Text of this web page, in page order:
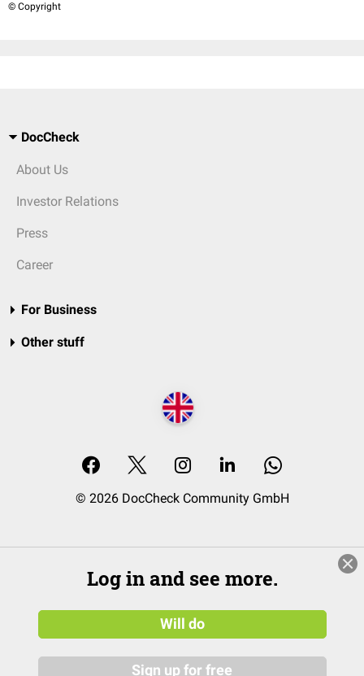
© Copyright
DocCheck
About Us
Investor Relations
Press
Career
For Business
Other stuff
© 2026 DocCheck Community GmbH
Log in and see more.
Will do
Sign up for free